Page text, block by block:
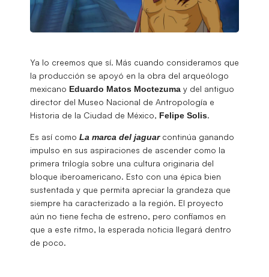
Ya lo creemos que sí. Más cuando consideramos que
la producción se apoyó en la obra del arqueólogo
mexicano Eduardo Matos Moctezuma y del antiguo
director del Museo Nacional de Antropología e
Historia de la Ciudad de México, Felipe Solis.
Es así como La marca del jaguarcontinúa ganando
impulso en sus aspiraciones de ascender como la
primera trilogía sobre una cultura originaria del
bloque iberoamericano. Esto con una épica bien
sustentada y que permita apreciar la grandeza que
siempre ha caracterizado a la región. El proyecto
aún no tiene fecha de estreno, pero confiamos en
que a este ritmo, la esperada noticia llegará dentro
de poco.